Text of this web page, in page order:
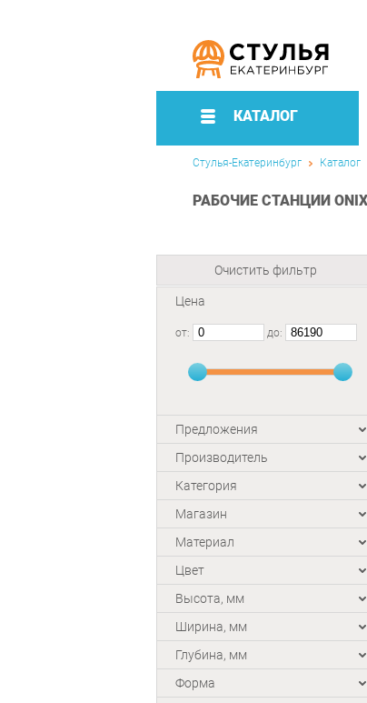
КАТАЛОГ
Стулья-Екатеринбург Каталог
РАБОЧИЕ СТАНЦИИ ONIX
Очистить фильтр
Цена
от: до:
Предложения
Производитель
Категория
Магазин
Материал
Цвет
Высота, мм
Ширина, мм
Глубина, мм
Форма